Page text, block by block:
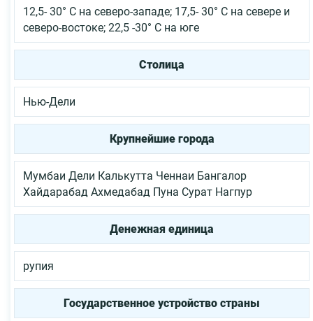
12,5- 30° C на северо-западе; 17,5- 30° C на севере и
северо-востоке; 22,5 -30° C на юге
Столица
Нью-Дели
Крупнейшие города
Мумбаи Дели Калькутта Ченнаи Бангалор
Хайдарабад Ахмедабад Пуна Сурат Нагпур
Денежная единица
рупия
Государственное устройство страны